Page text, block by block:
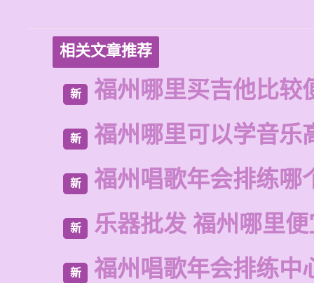
相关文章推荐
新 福州哪里买吉他比较
新 福州哪里可以学音乐
新 福州唱歌年会排练哪
新 乐器批发 福州哪里
新 福州唱歌年会排练中